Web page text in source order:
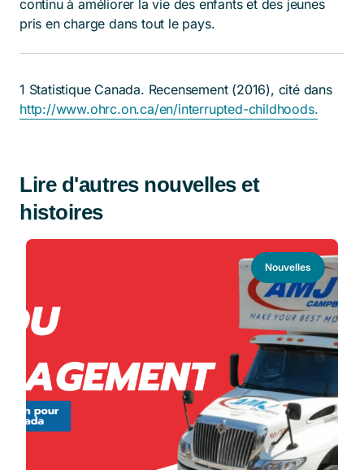
continu à améliorer la vie des enfants et des jeunes
pris en charge dans tout le pays.
1 Statistique Canada. Recensement (2016), cité dans
http://www.ohrc.on.ca/en/interrupted-childhoods.
Lire d'autres nouvelles et
histoires
Nouvelles